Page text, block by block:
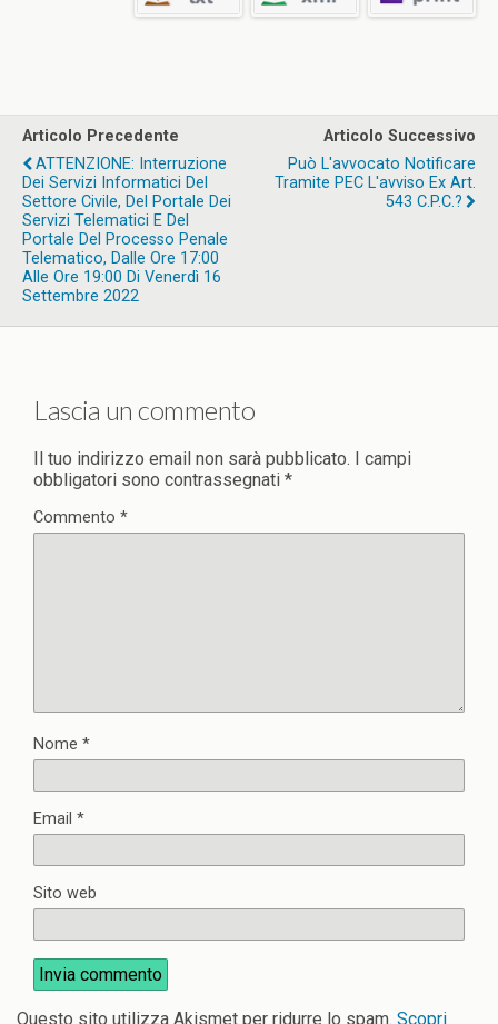
Articolo Precedente
ATTENZIONE: Interruzione
Dei Servizi Informatici Del
Settore Civile, Del Portale Dei
Servizi Telematici E Del
Portale Del Processo Penale
Telematico, Dalle Ore 17:00
Alle Ore 19:00 Di Venerdì 16
Settembre 2022
Articolo Successivo
Può L'avvocato Notificare
Tramite PEC L'avviso Ex Art.
543 C.p.c.?
Lascia un commento
Il tuo indirizzo email non sarà pubblicato. I campi
obbligatori sono contrassegnati *
Commento *
Nome *
Email *
Sito web
Questo sito utilizza Akismet per ridurre lo spam. Scopri